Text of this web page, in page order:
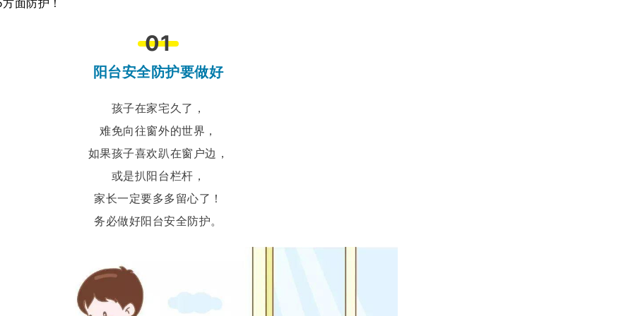
01
阳台安全防护要做好
孩子在家宅久了，
难免向往窗外的世界，
如果孩子喜欢趴在窗户边，
或是扒阳台栏杆，
家长一定要多多留心了！
务必做好阳台安全防护。